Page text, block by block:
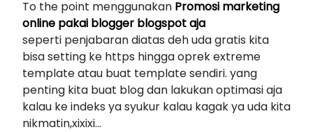
To the point menggunakan Promosi marketing
online pakai blogger blogspot aja
seperti penjabaran diatas deh uda gratis kita
bisa setting ke https hingga oprek extreme
template atau buat template sendiri. yang
penting kita buat blog dan lakukan optimasi aja
kalau ke indeks ya syukur kalau kagak ya uda kita
nikmatin,xixixi...